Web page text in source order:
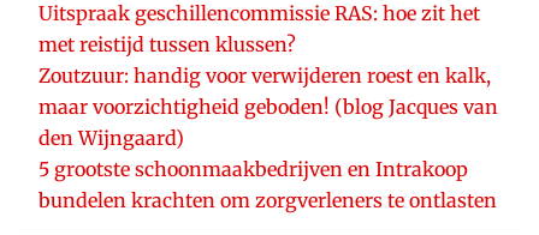
Uitspraak geschillencommissie RAS: hoe zit het
met reistijd tussen klussen?
Zoutzuur: handig voor verwijderen roest en kalk,
maar voorzichtigheid geboden! (blog Jacques van
den Wijngaard)
5 grootste schoonmaakbedrijven en Intrakoop
bundelen krachten om zorgverleners te ontlasten